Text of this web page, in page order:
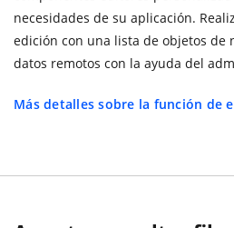
necesidades de su aplicación.
edición con una lista de objetos de
datos remotos con la ayuda del
Más detalles sobre la función de